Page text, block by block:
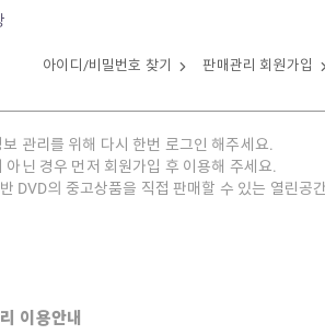
아이디/비밀번호 찾기 판매관리 회원가입
관리를 위해 다시 한번 로그인 해주세요.
아닌 경우 먼저 회원가입 후 이용해 주세요.
DVD의 중고상품을 직접 판매할 수 있는 열린공
이용안내